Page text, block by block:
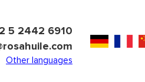
5 2442 6910
Other languages